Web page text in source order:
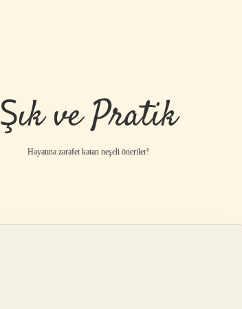
Şık ve Pratik
Hayatına zarafet katan neşeli öneriler!